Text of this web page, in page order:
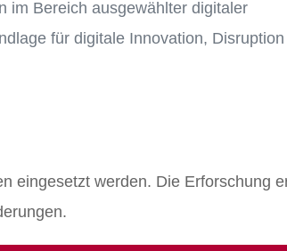
im Bereich ausgewählter digitaler
für digitale Innovation,
eingesetzt werden. Die Erforschung